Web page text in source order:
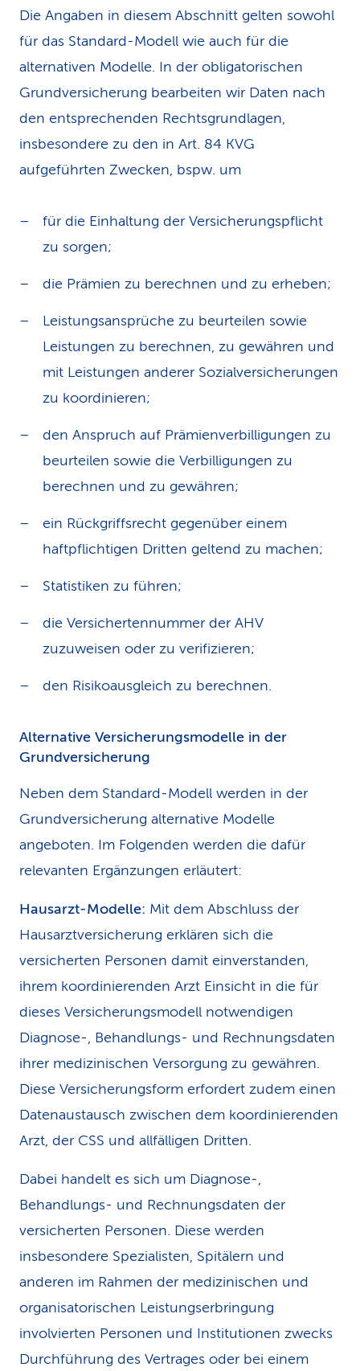
Die Angaben in diesem Abschnitt gelten sowohl
für das Standard-Modell wie auch für die
alternativen Modelle. In der obligatorischen
Grundversicherung bearbeiten wir Daten nach
den entsprechenden Rechtsgrundlagen,
insbesondere zu den in Art. 84 KVG
aufgeführten Zwecken, bspw. um
für die Einhaltung der Versicherungspflicht
zu sorgen;
die Prämien zu berechnen und zu erheben;
Leistungsansprüche zu beurteilen sowie
Leistungen zu berechnen, zu gewähren und
mit Leistungen anderer Sozialversicherungen
zu koordinieren;
den Anspruch auf Prämienverbilligungen zu
beurteilen sowie die Verbilligungen zu
berechnen und zu gewähren;
ein Rückgriffsrecht gegenüber einem
haftpflichtigen Dritten geltend zu machen;
Statistiken zu führen;
die Versichertennummer der AHV
zuzuweisen oder zu verifizieren;
den Risikoausgleich zu berechnen.
Alternative Versicherungsmodelle in der
Grundversicherung
Neben dem Standard-Modell werden in der
Grundversicherung alternative Modelle
angeboten. Im Folgenden werden die dafür
relevanten Ergänzungen erläutert:
Hausarzt-Modelle: Mit dem Abschluss der
Hausarztversicherung erklären sich die
versicherten Personen damit einverstanden,
ihrem koordinierenden Arzt Einsicht in die für
dieses Versicherungsmodell notwendigen
Diagnose-, Behandlungs- und Rechnungsdaten
ihrer medizinischen Versorgung zu gewähren.
Diese Versicherungsform erfordert zudem einen
Datenaustausch zwischen dem koordinierenden
Arzt, der CSS und allfälligen Dritten.
Dabei handelt es sich um Diagnose-,
Behandlungs- und Rechnungsdaten der
versicherten Personen. Diese werden
insbesondere Spezialisten, Spitälern und
anderen im Rahmen der medizinischen und
organisatorischen Leistungserbringung
involvierten Personen und Institutionen zwecks
Durchführung des Vertrages oder bei einem